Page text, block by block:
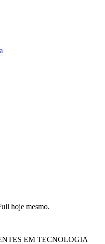
hoje mesmo.
EM TECNOLOGIA